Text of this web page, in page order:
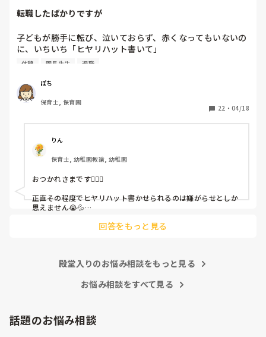
転職したばかりですが
子どもが勝手に転び、泣いておらず、赤くなってもいないの
に、いちいち「ヒヤリハット書いて」
と書かされ
（そう言う本人は書かない）
しかも、上司に↑この内容でも
ちゃんと考えて対策を練って書き込むようにと。
呼ばれて一緒に対策を考えさせられること多数
これだけで30〜40分拘束されて辛いです
皆さんの園はどうですか?
休憩 園長先生 退職
ぽち
保育士, 保育園
22 ・ 04/18
りん
保育士, 幼稚園教諭, 幼稚園
おつかれさまです🙇🏻‍♀️
正直その程度でヒヤリハット書かせられるのは嫌がらせとしか
思えません😭💦
回答をもっと見る
殿堂入りのお悩み相談をもっと見る
お悩み相談をすべて見る
話題のお悩み相談